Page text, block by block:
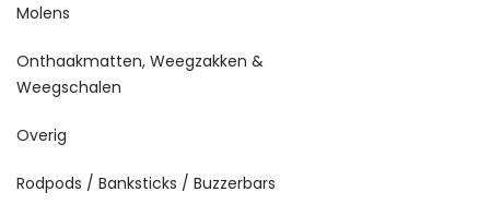
Molens
Onthaakmatten, Weegzakken &
Weegschalen
Overig
Rodpods / Banksticks / Buzzerbars